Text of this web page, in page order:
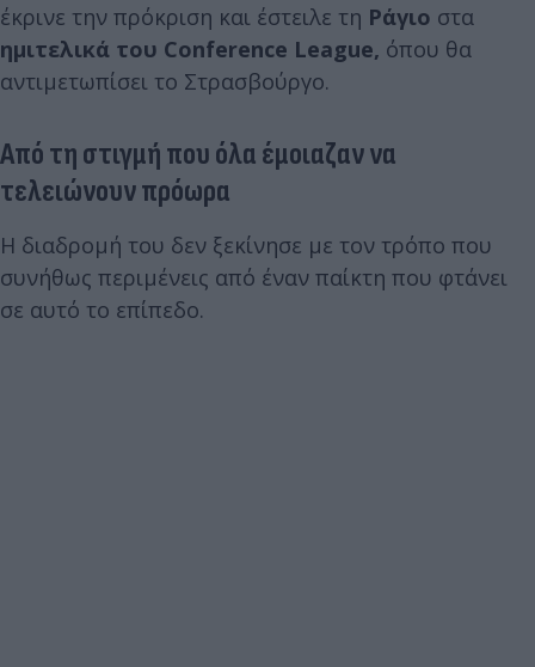
έκρινε την πρόκριση και έστειλε τη Ράγιο στα
ημιτελικά του Conference League, όπου θα
αντιμετωπίσει το Στρασβούργο.
Από τη στιγμή που όλα έμοιαζαν να
τελειώνουν πρόωρα
Η διαδρομή του δεν ξεκίνησε με τον τρόπο που
συνήθως περιμένεις από έναν παίκτη που φτάνει
σε αυτό το επίπεδο.